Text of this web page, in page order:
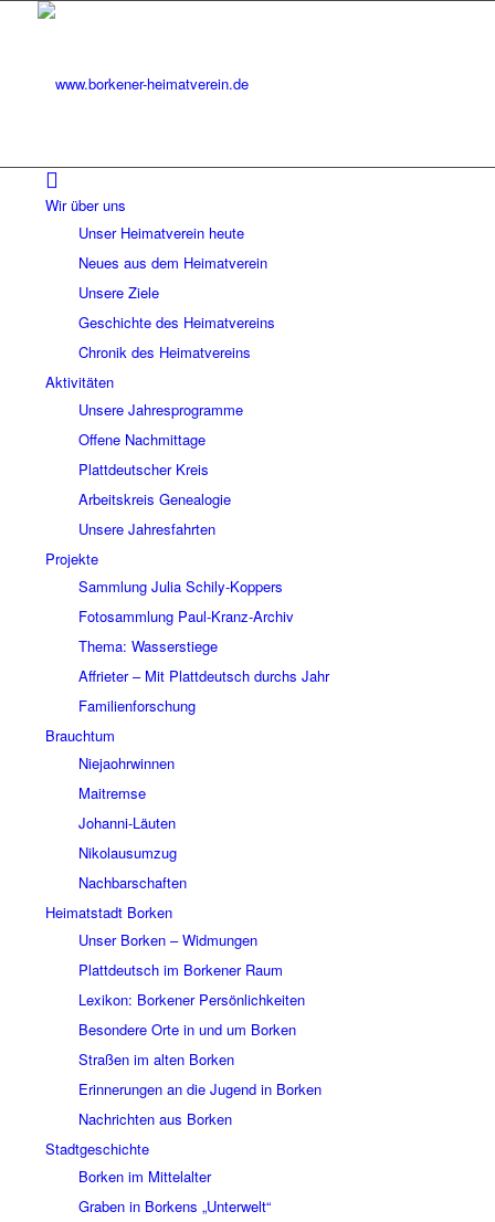
Wir über uns
Unser Heimatverein heute
Neues aus dem Heimatverein
Unsere Ziele
Geschichte des Heimatvereins
Chronik des Heimatvereins
Aktivitäten
Unsere Jahresprogramme
Offene Nachmittage
Plattdeutscher Kreis
Arbeitskreis Genealogie
Unsere Jahresfahrten
Projekte
Sammlung Julia Schily-Koppers
Fotosammlung Paul-Kranz-Archiv
Thema: Wasserstiege
Affrieter – Mit Plattdeutsch durchs Jahr
Familienforschung
Brauchtum
Niejaohrwinnen
Maitremse
Johanni-Läuten
Nikolausumzug
Nachbarschaften
Heimatstadt Borken
Unser Borken – Widmungen
Plattdeutsch im Borkener Raum
Lexikon: Borkener Persönlichkeiten
Besondere Orte in und um Borken
Straßen im alten Borken
Erinnerungen an die Jugend in Borken
Nachrichten aus Borken
Stadtgeschichte
Borken im Mittelalter
Graben in Borkens „Unterwelt“